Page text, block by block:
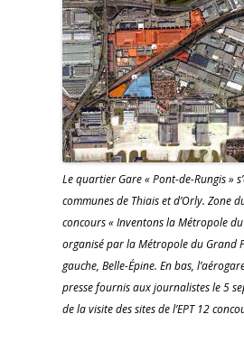
Le quartier Gare « Pont-de-Rungis »
communes de Thiais et d’Orly. Zone
concours « Inventons la Métropole
organisé par la Métropole du Grand
gauche, Belle-Épine. En bas,
presse fournis aux journalistes le 5
de la visite des sites de l’EPT 12